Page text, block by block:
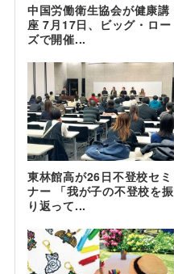
中国労働衛生協会が健康講
座 7月17日、ビッグ・ロー
ズで開催...
東林館高が26日不登校セミ
ナー 「我が子の不登校を振
り返って...